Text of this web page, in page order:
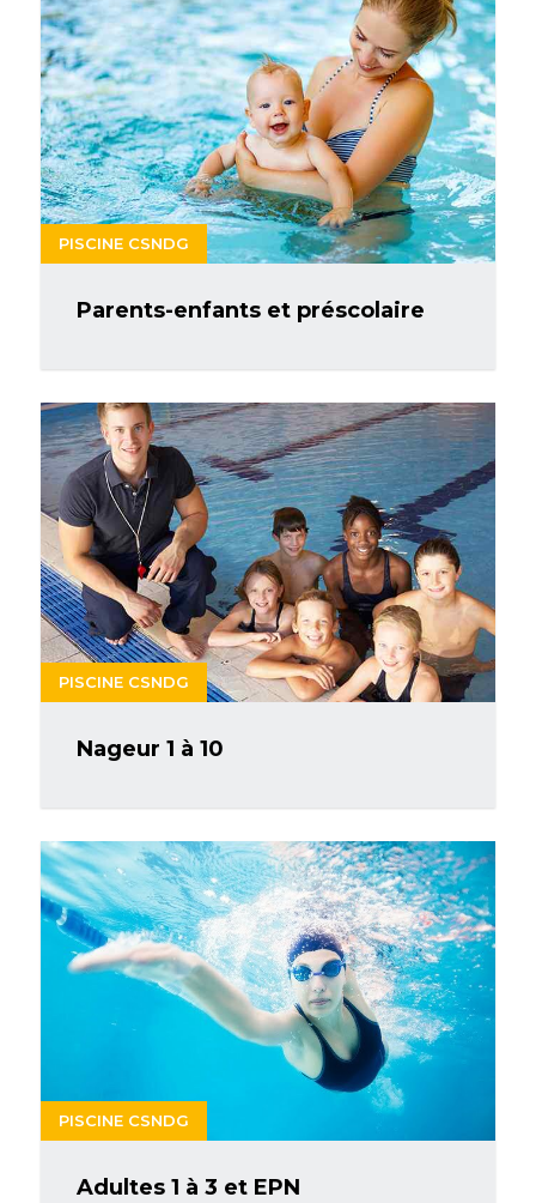
PISCINE CSNDG
Parents-enfants et préscolaire
PISCINE CSNDG
Nageur 1 à 10
PISCINE CSNDG
Adultes 1 à 3 et EPN